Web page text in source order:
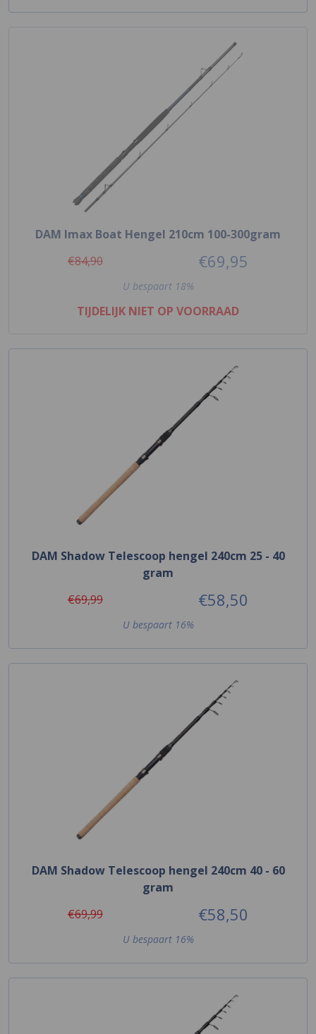
DAM Imax Boat Hengel 210cm 100-300gram
€84,90
€69,95
U bespaart 18%
TIJDELIJK NIET OP VOORRAAD
DAM Shadow Telescoop hengel 240cm 25 - 40
gram
€69,99
€58,50
U bespaart 16%
DAM Shadow Telescoop hengel 240cm 40 - 60
gram
€69,99
€58,50
U bespaart 16%